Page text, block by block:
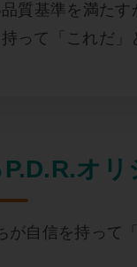
質基準を満たす
て「これだ
オリ
自信を持って